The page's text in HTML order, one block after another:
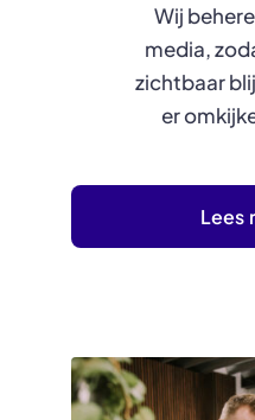
Wij
media,
zichtbaar
er
Lees